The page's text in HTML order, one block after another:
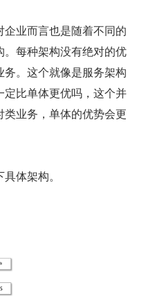
业而言也是随着不同的
每种架构没有绝对的优
。这个就像是服务架构
比单体更优吗，这个并
业务，单体的优势会更
体架构。